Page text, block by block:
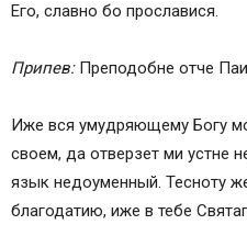
Его, славно бо прославися.
Припев:Преподобне отче
Иже вся умудряющему Богу
своем, да отверзет ми устне
язык недоуменный. Тесноту
благодатию, иже в тебе